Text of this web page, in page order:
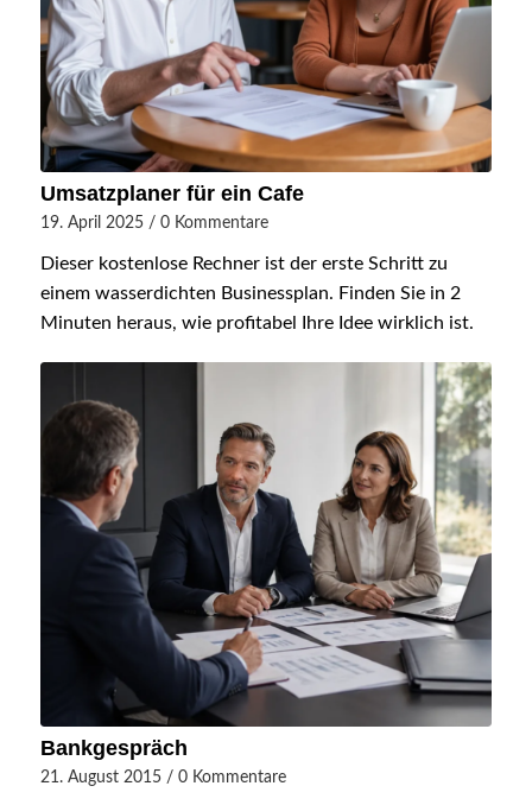
Umsatzplaner für ein Cafe
19. April 2025 / 0 Kommentare
Dieser kostenlose Rechner ist der erste Schritt zu
einem wasserdichten Businessplan. Finden Sie in 2
Minuten heraus, wie profitabel Ihre Idee wirklich ist.
Bankgespräch
21. August 2015 / 0 Kommentare